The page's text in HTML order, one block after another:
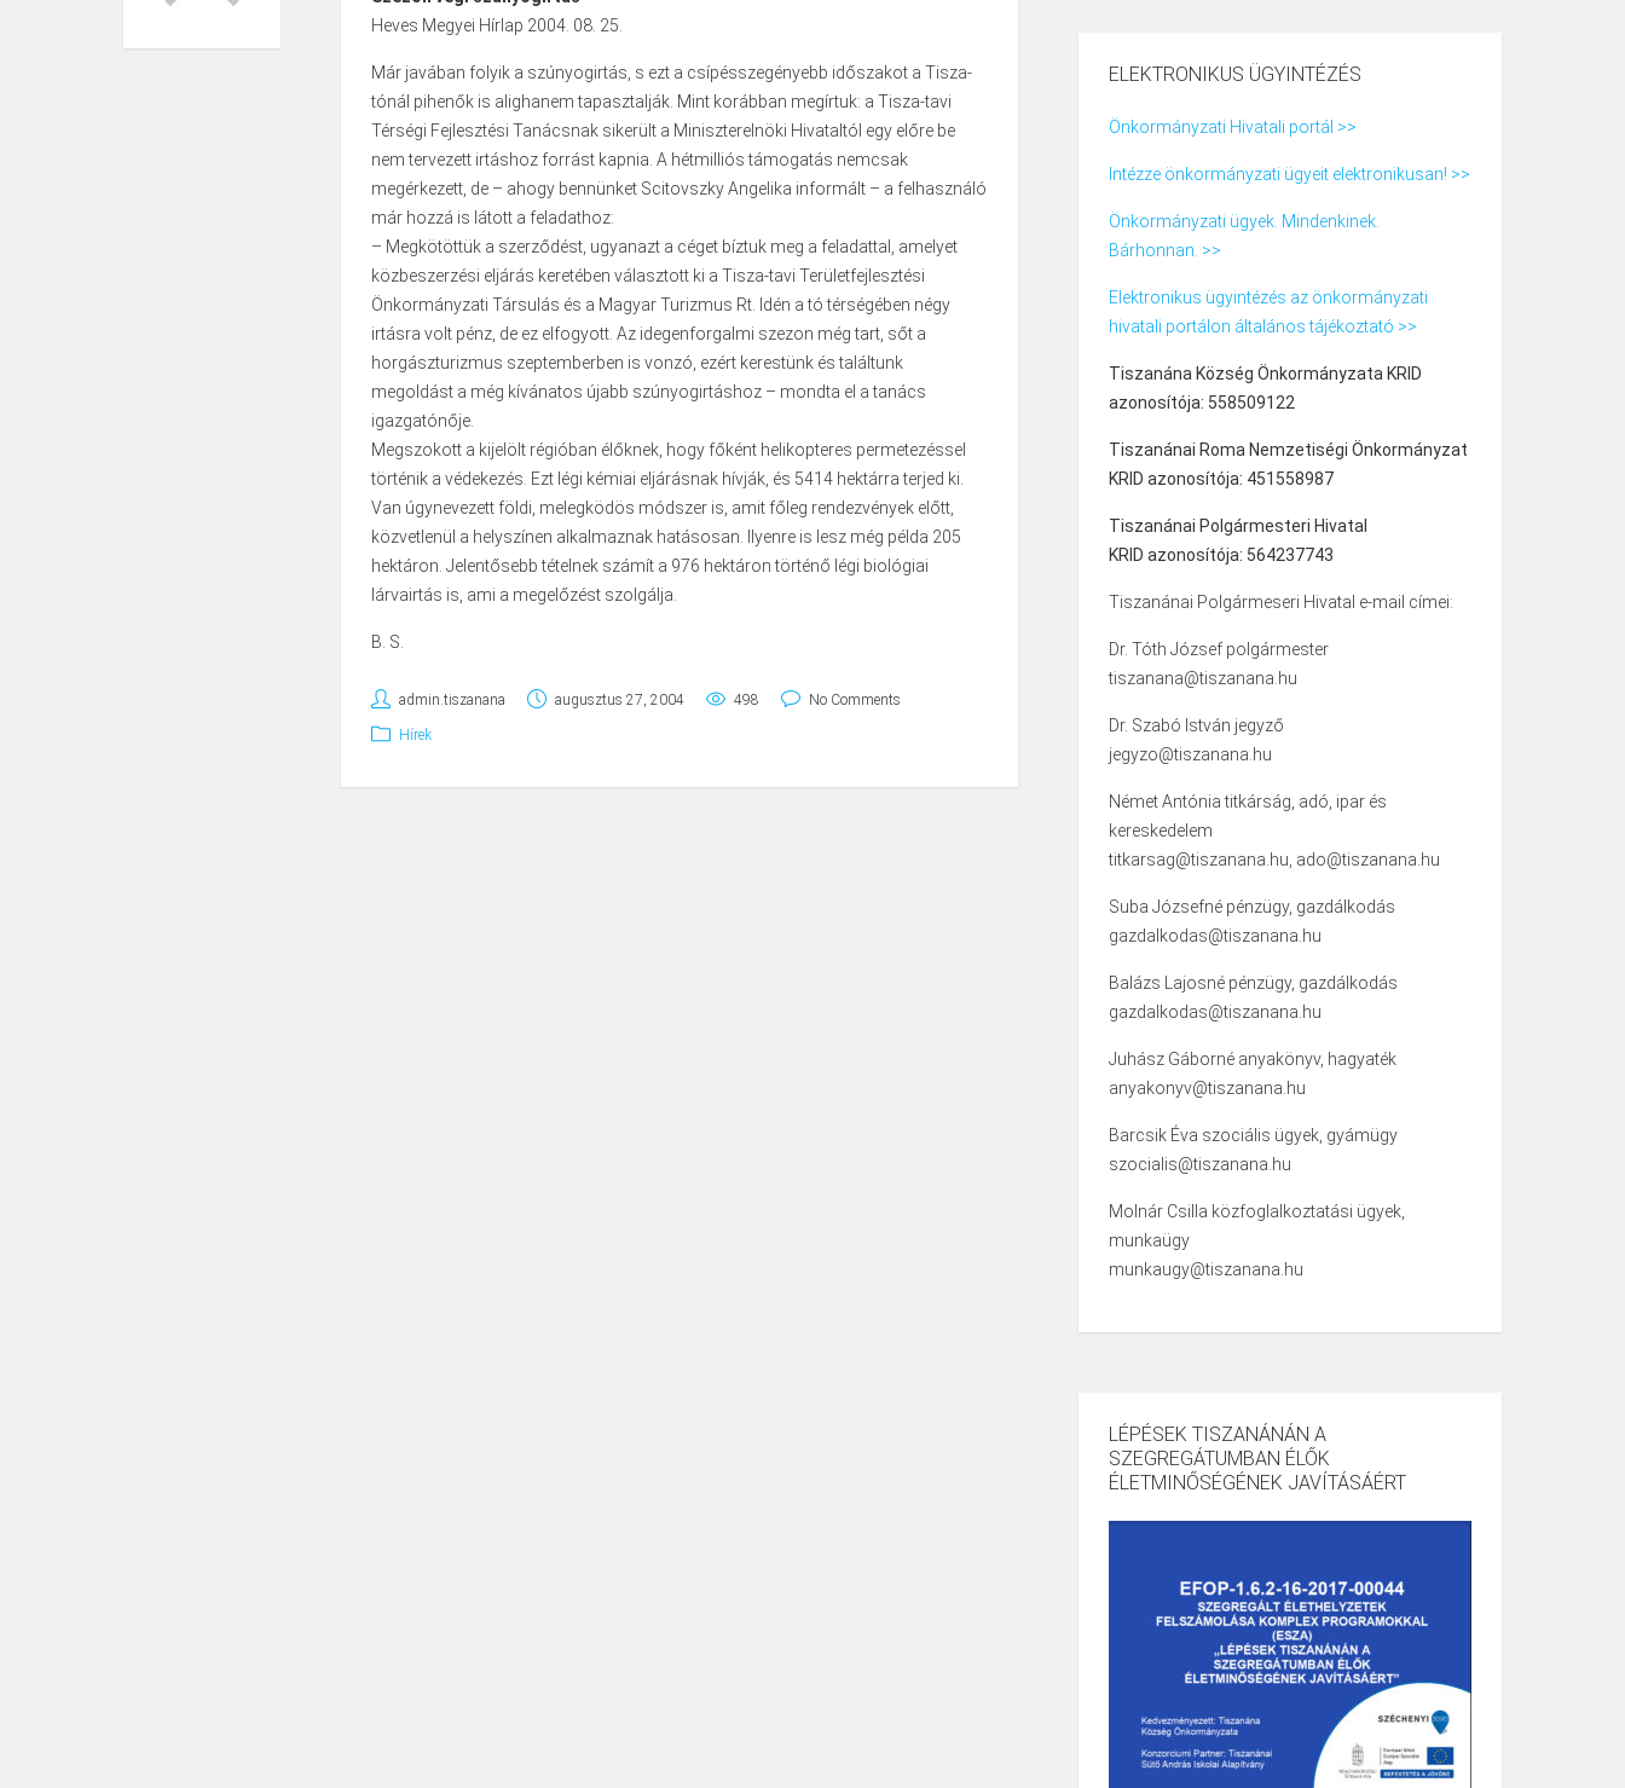
Heves Megyei Hírlap 2004. 08. 25.
Már javában folyik a szúnyogirtás, s ezt a csípésszegényebb időszakot a Tisza-
tónál pihenők is alighanem tapasztalják. Mint korábban megírtuk: a Tisza-tavi
Térségi Fejlesztési Tanácsnak sikerült a Miniszterelnöki Hivataltól egy előre be
nem tervezett irtáshoz forrást kapnia. A hétmilliós támogatás nemcsak
megérkezett, de – ahogy bennünket Scitovszky Angelika informált – a felhasználó
már hozzá is látott a feladathoz:
– Megkötöttük a szerződést, ugyanazt a céget bíztuk meg a feladattal, amelyet
közbeszerzési eljárás keretében választott ki a Tisza-tavi Területfejlesztési
Önkormányzati Társulás és a Magyar Turizmus Rt. Idén a tó térségében négy
irtásra volt pénz, de ez elfogyott. Az idegenforgalmi szezon még tart, sőt a
horgászturizmus szeptemberben is vonzó, ezért kerestünk és találtunk
megoldást a még kívánatos újabb szúnyogirtáshoz – mondta el a tanács
igazgatónője.
Megszokott a kijelölt régióban élőknek, hogy főként helikopteres permetezéssel
történik a védekezés. Ezt légi kémiai eljárásnak hívják, és 5414 hektárra terjed ki.
Van úgynevezett földi, melegködös módszer is, amit főleg rendezvények előtt,
közvetlenül a helyszínen alkalmaznak hatásosan. Ilyenre is lesz még példa 205
hektáron. Jelentősebb tételnek számít a 976 hektáron történő légi biológiai
lárvairtás is, ami a megelőzést szolgálja.
B. S.
admin.tiszanana augusztus 27, 2004 498 No Comments
Hírek
ELEKTRONIKUS ÜGYINTÉZÉS
Önkormányzati Hivatali portál >>
Intézze önkormányzati ügyeit elektronikusan! >>
Önkormányzati ügyek. Mindenkinek.
Bárhonnan. >>
Elektronikus ügyintézés az önkormányzati
hivatali portálon általános tájékoztató >>
Tiszanána Község Önkormányzata KRID
azonosítója: 558509122
Tiszanánai Roma Nemzetiségi Önkormányzat
KRID azonosítója: 451558987
Tiszanánai Polgármesteri Hivatal
KRID azonosítója: 564237743
Tiszanánai Polgármeseri Hivatal e-mail címei:
Dr. Tóth József polgármester
tiszanana@tiszanana.hu
Dr. Szabó István jegyző
jegyzo@tiszanana.hu
Német Antónia titkárság, adó, ipar és
kereskedelem
titkarsag@tiszanana.hu, ado@tiszanana.hu
Suba Józsefné pénzügy, gazdálkodás
gazdalkodas@tiszanana.hu
Balázs Lajosné pénzügy, gazdálkodás
gazdalkodas@tiszanana.hu
Juhász Gáborné anyakönyv, hagyaték
anyakonyv@tiszanana.hu
Barcsik Éva szociális ügyek, gyámügy
szocialis@tiszanana.hu
Molnár Csilla közfoglalkoztatási ügyek,
munkaügy
munkaugy@tiszanana.hu
LÉPÉSEK TISZANÁNÁN A
SZEGREGÁTUMBAN ÉLŐK
ÉLETMINŐSÉGÉNEK JAVÍTÁSÁÉRT